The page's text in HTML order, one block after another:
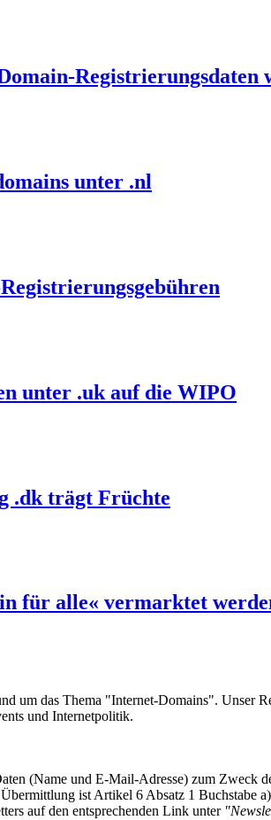
Registrierungsdaten
unter .nl
unter .uk auf die WIPO
.dk trägt Früchte
für alle« vermarktet
um das Thema "Internet-Domains". Unser
und Internetpolitik.
(Name und E-Mail-Adresse) zum Zweck
ist Artikel 6 Absatz 1 Buchstabe
auf den entsprechenden Link unter